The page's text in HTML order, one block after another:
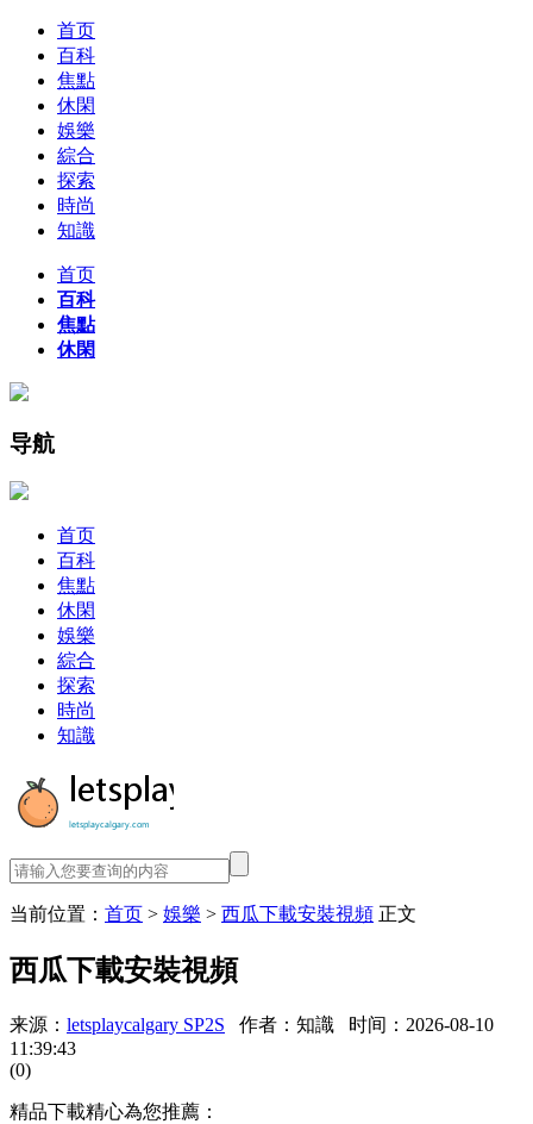
首页
百科
焦點
休閑
娛樂
綜合
探索
時尚
知識
首页
百科
焦點
休閑
导航
首页
百科
焦點
休閑
娛樂
綜合
探索
時尚
知識
当前位置： 首页 > 娛樂 > 西瓜下載安裝視頻 正文
西瓜下載安裝視頻
来源： letsplaycalgary SP2S 作者：知識
时间：2026-08-10
11:39:43
(0)
精品下載精心為您推薦：